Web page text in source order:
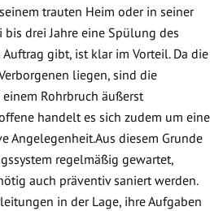
trauten Heim oder in seiner
drei Jahre eine Spülung des
gibt, ist klar im Vorteil. Da die
liegen, sind die
Rohrbruch äußerst
handelt es sich zudem um eine
Angelegenheit.Aus diesem Grunde
regelmäßig gewartet,
auch präventiv saniert werden.
in der Lage, ihre Aufgaben